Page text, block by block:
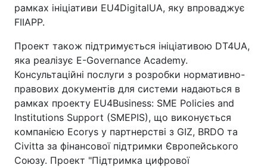
рамках ініціативи EU4DigitalUA, яку впроваджує
FIIAPP.
Проект також підтримується ініціативою DT4UA,
яка реалізує E-Governance Academy.
Консультаційні послуги з розробки нормативно-
правових документів для системи надаються в
рамках проекту EU4Business: SME Policies and
Institutions Support (SMEPIS), що виконується
компанією Ecorys у партнерстві з GIZ, BRDO та
Civitta за фінансової підтримки Європейського
Союзу. Проект "Підтримка цифрової